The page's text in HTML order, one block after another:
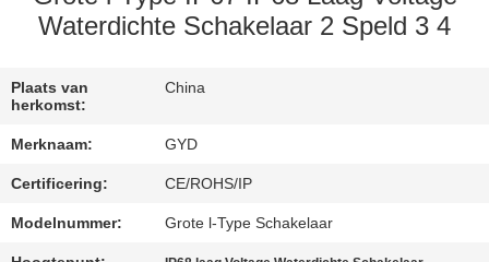
PRIVACY
POLICY
Waterdichte Schakelaar 2 Speld 3 4
Plaats van
herkomst:
China
Merknaam: GYD
Certificering: CE/ROHS/IP
Modelnummer: Grote l-Type Schakelaar